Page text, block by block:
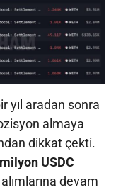
yıl aradan sonra
almaya
dikkat çekti.
USDC
devam